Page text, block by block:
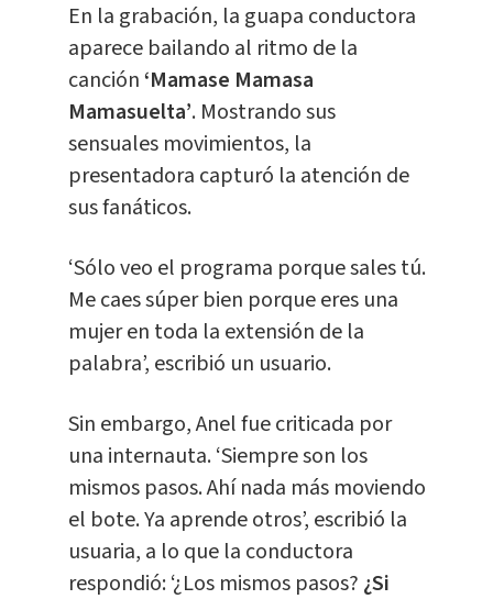
En la grabación, la guapa conductora
aparece bailando al ritmo de la
canción‘Mamase Mamasa
Mamasuelta’. Mostrando sus
sensuales movimientos, la
presentadora capturó la atención de
sus fanáticos.
‘Sólo veo el programa porque sales tú.
Me caes súper bien porque eres una
mujer en toda la extensión de la
palabra’, escribió un usuario.
Sin embargo, Anel fue criticada por
una internauta. ‘Siempre son los
mismos pasos. Ahí nada más moviendo
el bote. Ya aprende otros’, escribió la
usuaria, a lo que la conductora
respondió: ‘¿Los mismos pasos? ¿Si